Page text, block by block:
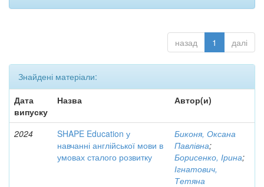
назад 1 далі
Знайдені матеріали:
Дата
випуску
Назва Автор(и)
2024
SHAPE Education у
навчанні англійської мови в
умовах сталого розвитку
Биконя, Оксана
Павлівна;
Борисенко, Ірина;
Ігнатович,
Тетяна